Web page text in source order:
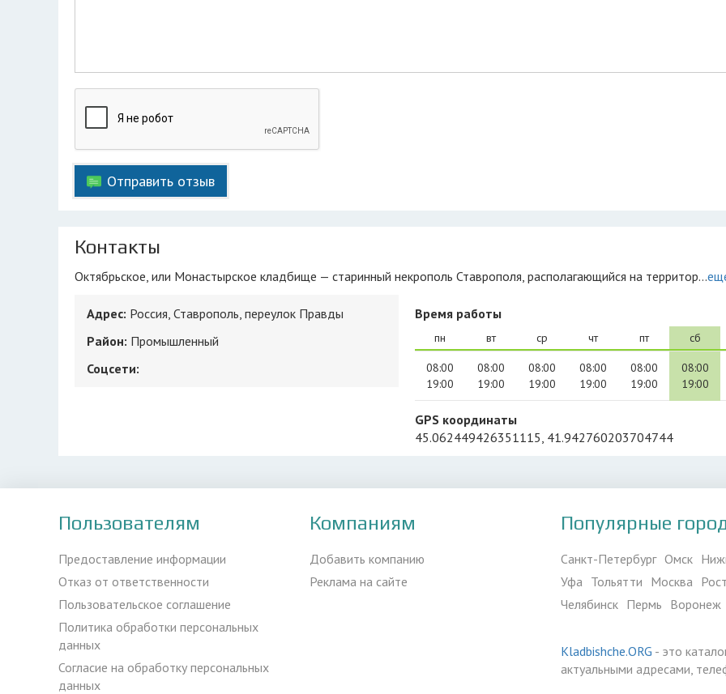
Отправить отзыв
Контакты
Октябрьское, или Монастырское кладбище — старинный некрополь Ставрополя, располагающийся на территор...
Адрес: Россия, Ставрополь, переулок Правды
Район: Промышленный
Соцсети:
Время работы
пн
08:00
19:00
вт
08:00
19:00
ср
08:00
19:00
чт
08:00
19:00
пт
08:00
19:00
сб
08:00
19:00
GPS координаты
45.062449426351115, 41.942760203704744
Пользователям
Предоставление информации
Отказ от ответственности
Пользовательское соглашение
Политика обработки персональных
данных
Согласие на обработку персональных
данных
Компаниям
Добавить компанию
Реклама на сайте
Популярные
Санкт-Петербург Омск
Уфа Тольятти Москва
Челябинск Пермь Воронеж
Kladbishche.ORG - это
актуальными адресами,